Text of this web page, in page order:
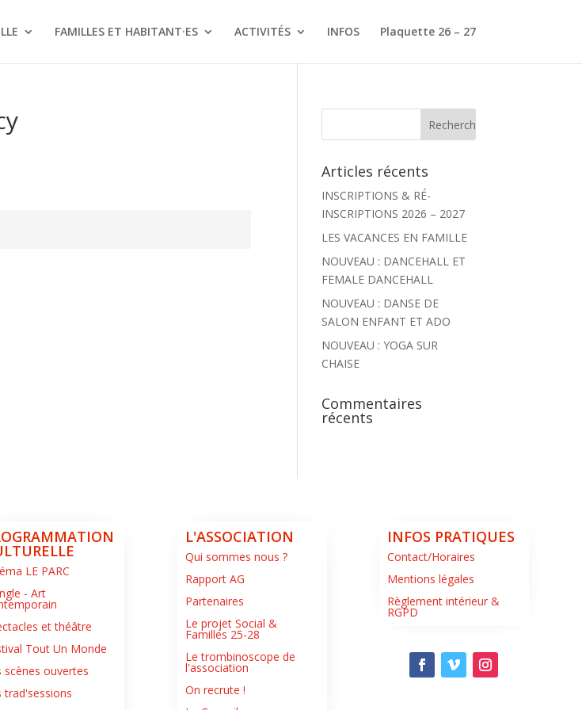
FAMILLES ET HABITANT·ES ACTIVITÉS INFOS Plaquette 26 – 27
Articles récents
INSCRIPTIONS & RÉ-
INSCRIPTIONS 2026 – 2027
LES VACANCES EN FAMILLE
NOUVEAU : DANCEHALL ET
FEMALE DANCEHALL
NOUVEAU : DANSE DE
SALON ENFANT ET ADO
NOUVEAU : YOGA SUR
CHAISE
Commentaires
récents
LE PARC
- Art
et théâtre
Tout Un Monde
scènes ouvertes
trad'sessions
L'ASSOCIATION
Qui sommes nous ?
Rapport AG
Partenaires
Le projet Social &
Familles 25-28
Le trombinoscope de
l'association
On recrute !
INFOS PRATIQUES
Contact/Horaires
Mentions légales
Règlement intérieur &
RGPD